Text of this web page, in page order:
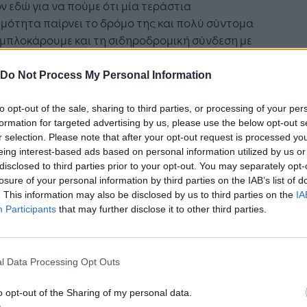
Do Not Process My Personal Information
opt-out of the sale, sharing to third parties, or processing of your
for targeted advertising by us, please use the below opt-out
selection. Please note that after your opt-out request is processed
interest-based ads based on personal information utilized by us
to third parties prior to your opt-out. You may separately
of your personal information by third parties on the IAB’s list of
This information may also be disclosed by us to third parties on the
Participants that may further disclose it to other third parties.
Data Processing Opt Outs
opt-out of the Sharing of my personal data.
εδώ για να πούμε ότι μία τεράστια
παίρνει το δρόμο της και πολύ σύντομα
και τη σιδηροδρομική σύνδεση με
ο κόμβος υποδομών και μεταφορών της
πραγματοποιήθηκε σύσκεψη στα
της εταιρείας «Εγνατία Οδός ΑΕ», ενώ στη
ο κ. Καραμανλής επισκέφθηκε το Δημαρχείο
και συμμετείχε σε σύσκεψη με το
κ. Κωνσταντίνο Ζέρβα.
του έργου
σύνδεση, η κυκλοφορία από ΠΑΘΕ/Εγνατία
τον 6ο προβλήτα του λιμένα Θεσσαλονίκης
θα διεξάγεται μέσω οδογέφυρας